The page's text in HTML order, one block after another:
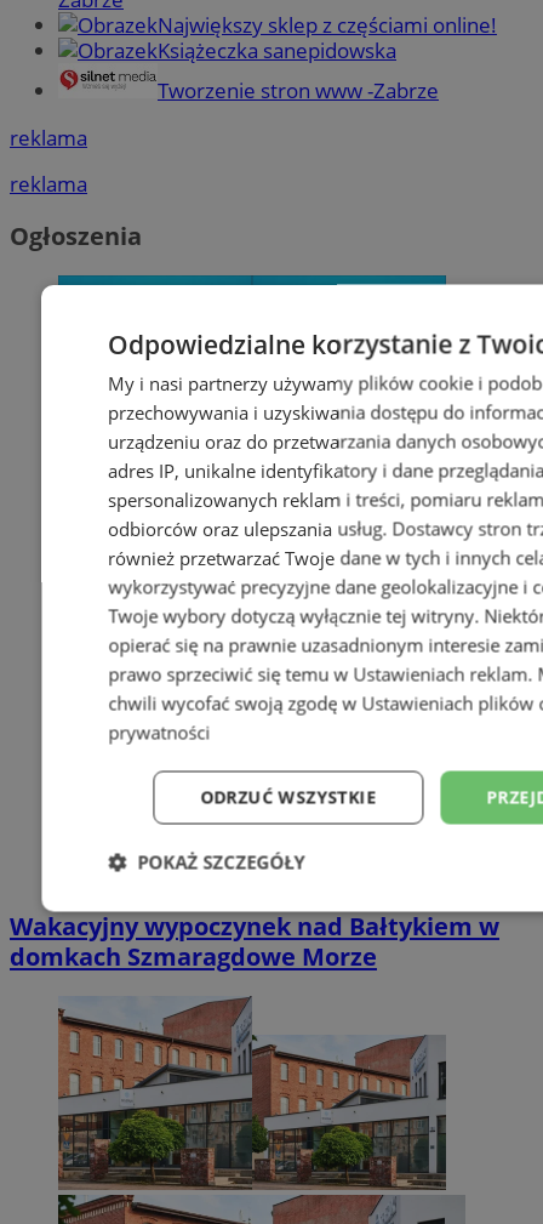
Największy sklep z częściami online!
Książeczka sanepidowska
Tworzenie stron www -Zabrze
reklama
reklama
Ogłoszenia
Wakacyjny wypoczynek nad Bałtykiem w
domkach Szmaragdowe Morze
Odpowiedzialne korzystanie z
My i nasi partnerzy używamy plików cookie i
przechowywania i uzyskiwania dostępu do
urządzeniu oraz do przetwarzania danych
adres IP, unikalne identyfikatory i dane
spersonalizowanych reklam i treści, pomiaru
odbiorców oraz ulepszania usług. Dostawcy stron
również przetwarzać Twoje dane w tych i innych
wykorzystywać precyzyjne dane geolokalizacyjne i
Twoje wybory dotyczą wyłącznie tej witryny.
opierać się na prawnie uzasadnionym interesie
prawo sprzeciwić się temu w Ustawieniach reklam.
chwili wycofać swoją zgodę w Ustawieniach plików
prywatności
ODRZUĆ WSZYSTKIE
POKAŻ SZCZEGÓŁY
Niezbędne Wydajność
Niezbędne Wydajność Targetowanie